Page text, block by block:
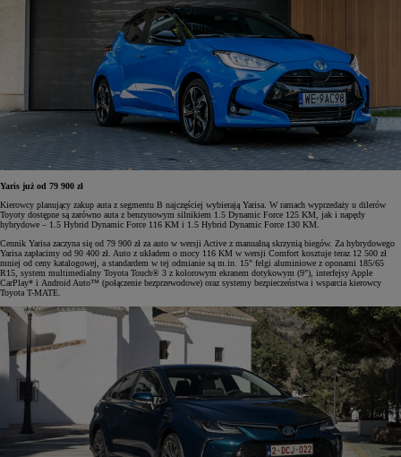
Yaris już od 79 900 zł
Kierowcy planujący zakup auta z segmentu B najczęściej wybierają Yarisa. W ramach wyprzedaży u dilerów
Toyoty dostępne są zarówno auta z benzynowym silnikiem 1.5 Dynamic Force 125 KM, jak i napędy
hybrydowe – 1.5 Hybrid Dynamic Force 116 KM i 1.5 Hybrid Dynamic Force 130 KM.
Cennik Yarisa zaczyna się od 79 900 zł za auto w wersji Active z manualną skrzynią biegów. Za hybrydowego
Yarisa zapłacimy od 90 400 zł. Auto z układem o mocy 116 KM w wersji Comfort kosztuje teraz 12 500 zł
mniej od ceny katalogowej, a standardem w tej odmianie są m.in. 15" felgi aluminiowe z oponami 185/65
R15, system multimedialny Toyota Touch® 3 z kolorowym ekranem dotykowym (9"), interfejsy Apple
CarPlay* i Android Auto™ (połączenie bezprzewodowe) oraz systemy bezpieczeństwa i wsparcia kierowcy
Toyota T-MATE.